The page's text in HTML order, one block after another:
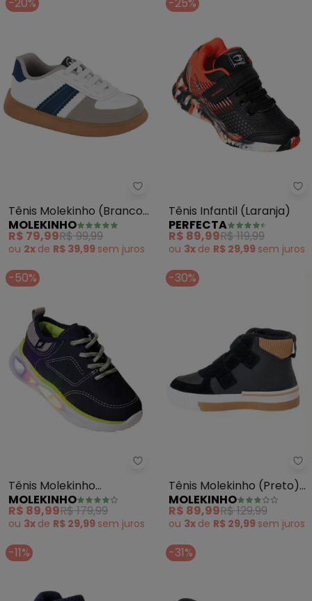
-20%
Molekinho - Tênis Molekinho
Tênis Molekinho (Branco)
em Sintético
MOLEKINHO
R$ 79,99R$ 99,99
ou 2x de R$ 39,99 sem juros
-25%
Tênis Infantil (Laranja)
PERFECTA
R$ 89,99R$ 119,99
ou 3x de R$ 29,99 sem juros
-50%
Molekinho - Tênis Molekinho
Tênis Molekinho
(Marinho) com Luzinha
MOLEKINHO
R$ 89,99R$ 179,99
ou 3x de R$ 29,99 sem juros
-30%
Tênis Molekinho (Preto)
em Sintético
MOLEKINHO
R$ 89,99R$ 129,99
ou 3x de R$ 29,99 sem juros
-11% -31%